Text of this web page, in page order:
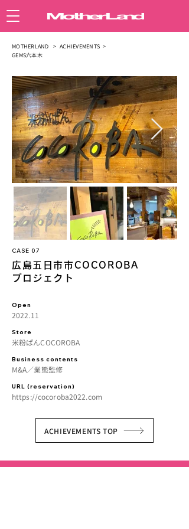
MOTHERLAND > ACHIEVEMENTS >
GEMS六本木
CASE 07
広島五日市市COCOROBA
プロジェクト
Open
2022.11
Store
米粉ぱんCOCOROBA
Business contents
M&A／業態監修
URL (reservation)
https://cocoroba2022.com
ACHIEVEMENTS TOP